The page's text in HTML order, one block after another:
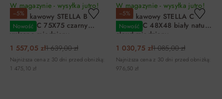
−5%
Nowość
W magazynie - wysyłka jutro!
Stolik kawowy STELLA B
CERAMIC 75X75 czarny
vulcano miedziany
1 557,05 zł1 639,00 zł
Najniższa cena z 30 dni przed obniżką:
1 475,10 zł
−5%
Nowość
W magazynie - wysyłka jutro!
Stolik kawowy STELLA C
CERAMIC 48X48 biały nature
cloud miedziany
1 030,75 zł1 085,00 zł
Najniższa cena z 30 dni przed obniżką:
976,50 zł